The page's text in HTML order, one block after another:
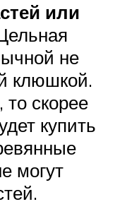
или
не
клюшкой.
скорее
купить
могут